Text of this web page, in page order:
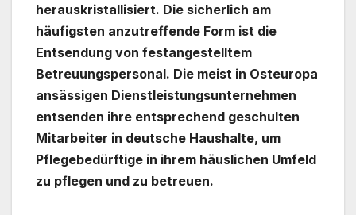
herauskristallisiert. Die sicherlich am
häufigsten anzutreffende Form ist die
Entsendung von festangestelltem
Betreuungspersonal. Die meist in Osteuropa
ansässigen Dienstleistungsunternehmen
entsenden ihre entsprechend geschulten
Mitarbeiter in deutsche Haushalte, um
Pflegebedürftige in ihrem häuslichen Umfeld
zu pflegen und zu betreuen.